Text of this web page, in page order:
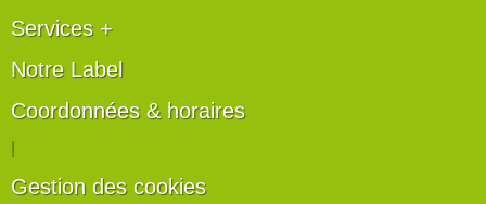
Services +
Notre Label
Coordonnées & horaires
Gestion des cookies